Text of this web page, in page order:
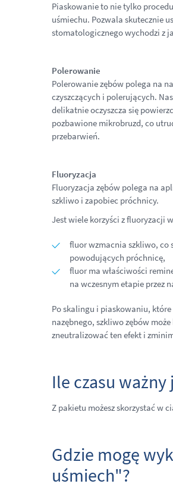
Piaskowanie to nie tylko
uśmiechu. Pozwala skutecznie
stomatologicznego wychodzi z
Polerowanie
Polerowanie zębów polega na
czyszczących i polerujących.
delikatnie oczyszcza się
pozbawione mikrobruzd, co
przebarwień.
Fluoryzacja
Fluoryzacja zębów polega na
szkliwo i zapobiec próchnicy.
Jest wiele korzyści z fluoryzacji
fluor wzmacnia szkliwo, co
powodujących próchnicę,
fluor ma właściwości
na wczesnym etapie przez
Po skalingu i piaskowaniu,
nazębnego, szkliwo zębów
zneutralizować ten efekt i
Ile czasu
Z pakietu możesz skorzystać w
Gdzie mogę
uśmiech"?